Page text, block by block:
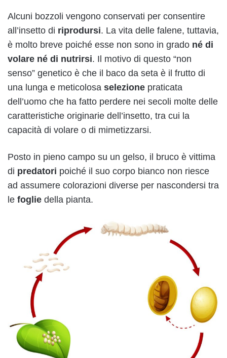
Alcuni bozzoli vengono conservati per consentire
all’insetto di riprodursi. La vita delle falene, tuttavia,
è molto breve poiché esse non sono in grado né di
volare né di nutrirsi. Il motivo di questo “non
senso” genetico è che il baco da seta è il frutto di
una lunga e meticolosa selezione praticata
dell’uomo che ha fatto perdere nei secoli molte delle
caratteristiche originarie dell’insetto, tra cui la
capacità di volare o di mimetizzarsi.
Posto in pieno campo su un gelso, il bruco è vittima
di predatori poiché il suo corpo bianco non riesce
ad assumere colorazioni diverse per nascondersi tra
le foglie della pianta.